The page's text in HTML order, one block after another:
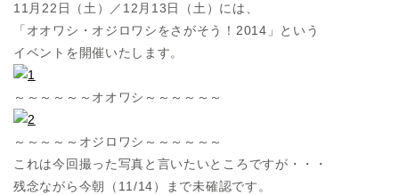
11月22日（土）／12月13日（土）には、
「オオワシ・オジロワシをさがそう！2014」という
イベントを開催いたします。
～～～～～～オオワシ～～～～～～
～～～～～オジロワシ～～～～～～
これは今回撮った写真と言いたいところですが・・・
残念ながら今朝（11/14）まで未確認です。